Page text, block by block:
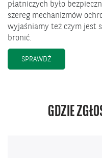
płatniczych było
szereg mechanizmów
wyjaśniamy też czym jest
bronić.
SPRAWDŹ
GDZIE